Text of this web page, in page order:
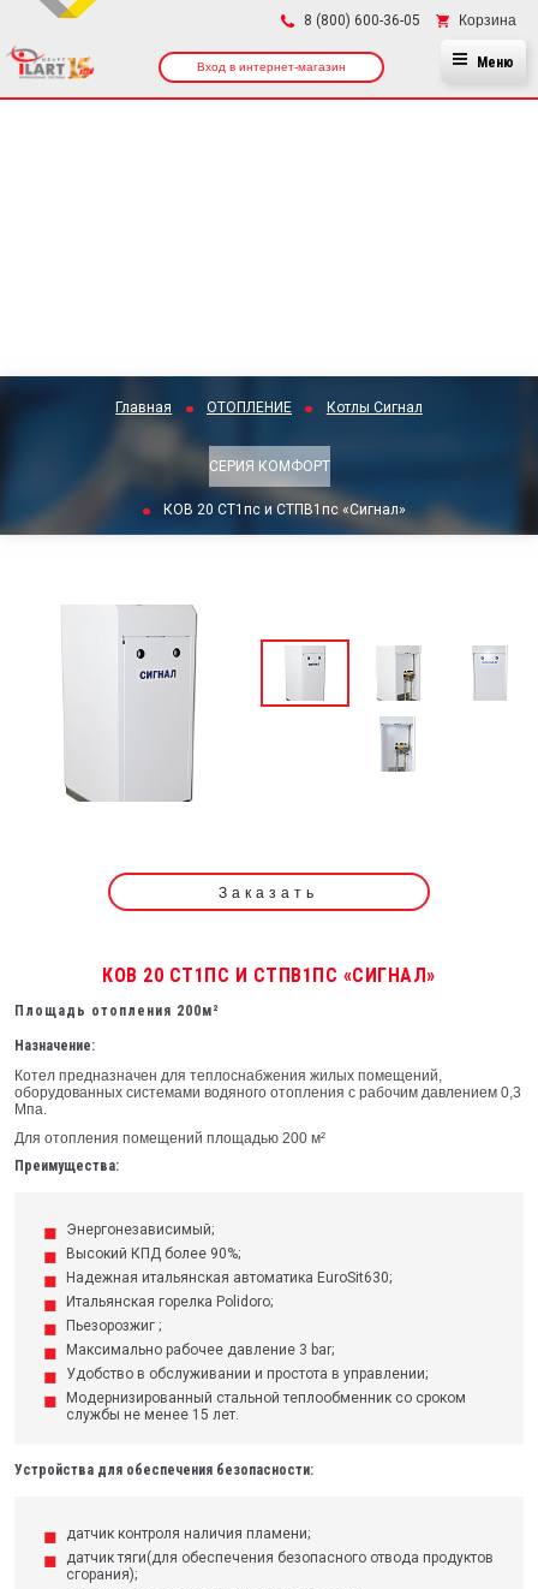
8 (800) 600-36-05 Корзина
Вход в интернет-магазин Меню
Главная ОТОПЛЕНИЕ Котлы Сигнал
СЕРИЯ КОМФОРТ
КОВ 20 СТ1пс и СТПВ1пс «Сигнал»
Заказать
КОВ 20 СТ1ПС И СТПВ1ПС «СИГНАЛ»
Площадь отопления 200м²
Назначение:
Котел предназначен для теплоснабжения жилых помещений,
оборудованных системами водяного отопления с рабочим давлением 0,3
Мпа.
Для отопления помещений площадью 200 м²
Преимущества:
Энергонезависимый;
Высокий КПД более 90%;
Надежная итальянская автоматика EuroSit630;
Итальянская горелка Polidoro;
Пьезорозжиг ;
Максимально рабочее давление 3 bar;
Удобство в обслуживании и простота в управлении;
Модернизированный стальной теплообменник со сроком
службы не менее 15 лет.
Устройства для обеспечения безопасности:
датчик контроля наличия пламени;
датчик тяги(для обеспечения безопасного отвода продуктов
сгорания);
×